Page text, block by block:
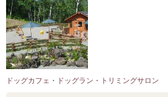
ドッグカフェ・ドッグラン・トリミングサロン